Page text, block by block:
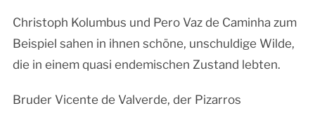
Christoph Kolumbus und Pero Vaz de Caminha zum
Beispiel sahen in ihnen schöne, unschuldige Wilde,
die in einem quasi endemischen Zustand lebten.
Bruder Vicente de Valverde, der Pizarros